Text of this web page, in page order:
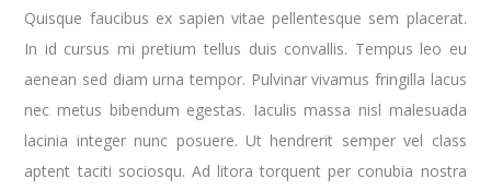
Quisque faucibus ex sapien vitae pellentesque sem placerat.
In id cursus mi pretium tellus duis convallis. Tempus leo eu
aenean sed diam urna tempor. Pulvinar vivamus fringilla lacus
nec metus bibendum egestas. Iaculis massa nisl malesuada
lacinia integer nunc posuere. Ut hendrerit semper vel class
aptent taciti sociosqu. Ad litora torquent per conubia nostra